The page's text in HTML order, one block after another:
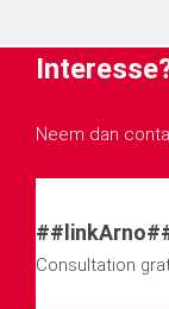
Neem dan
Consultation